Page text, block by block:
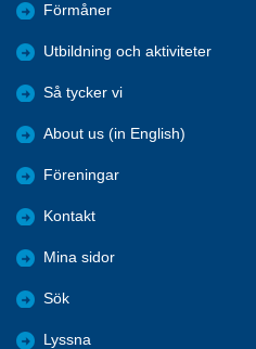
Förmåner
Utbildning och aktiviteter
Så tycker vi
About us (in English)
Föreningar
Kontakt
Mina sidor
Sök
Lyssna